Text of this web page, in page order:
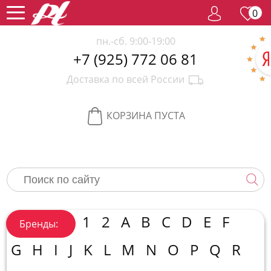
0
пн.-сб. 9:00-19:00
+7 (925) 772 06 81
Доставка по всей России
КОРЗИНА ПУСТА
Бренды: 1 2 A B C D E
F
G
H I J K L M N O P Q
R
Женский
парфюм
Мужской
парфюм
Селективный
косметика
Новинки
Хиты
продаж
Спецпредложение